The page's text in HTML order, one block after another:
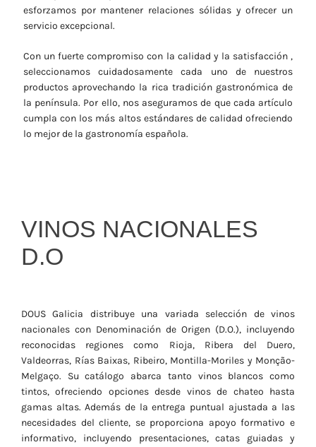
esforzamos por mantener relaciones sólidas y ofrecer un
servicio excepcional.
Con un fuerte compromiso con la calidad y la satisfacción ,
seleccionamos cuidadosamente cada uno de nuestros
productos aprovechando la rica tradición gastronómica de
la península. Por ello, nos aseguramos de que cada artículo
cumpla con los más altos estándares de calidad ofreciendo
lo mejor de la gastronomía española.
VINOS NACIONALES
D.O
DOUS Galicia distribuye una variada selección de vinos
nacionales con Denominación de Origen (D.O.), incluyendo
reconocidas regiones como Rioja, Ribera del Duero,
Valdeorras, Rías Baixas, Ribeiro, Montilla-Moriles y Monção-
Melgaço. Su catálogo abarca tanto vinos blancos como
tintos, ofreciendo opciones desde vinos de chateo hasta
gamas altas. Además de la entrega puntual ajustada a las
necesidades del cliente, se proporciona apoyo formativo e
informativo, incluyendo presentaciones, catas guiadas y